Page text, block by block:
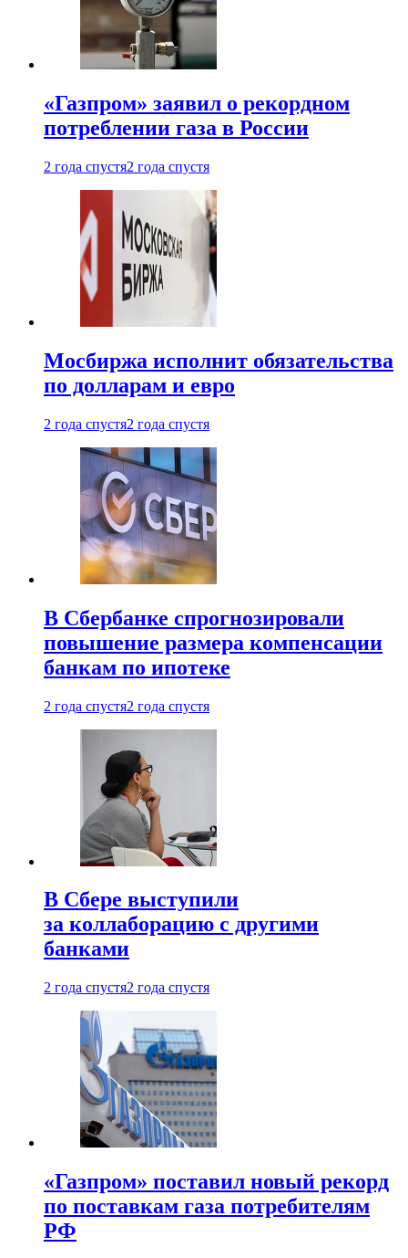
«Газпром» заявил о рекордном
потреблении газа в России
2 года спустя2 года спустя
Мосбиржа исполнит обязательства
по долларам и евро
2 года спустя2 года спустя
В Сбербанке спрогнозировали
повышение размера компенсации
банкам по ипотеке
2 года спустя2 года спустя
В Сбере выступили
за коллаборацию с другими
банками
2 года спустя2 года спустя
«Газпром» поставил новый рекорд
по поставкам газа потребителям
РФ